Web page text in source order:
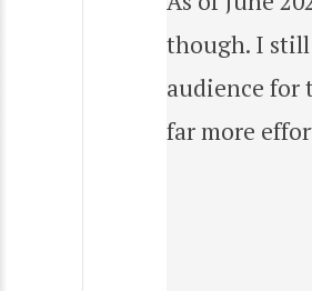
though. I
audience for
far more